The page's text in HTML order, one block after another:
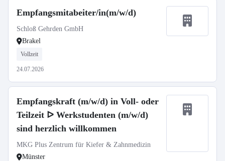
Empfangsmitabeiter/in(m/w/d)
Schloß Gehrden GmbH
Brakel
Vollzeit
24.07.2026
Empfangskraft (m/w/d) in Voll- oder
Teilzeit ᐅ Werkstudenten (m/w/d)
sind herzlich willkommen
MKG Plus Zentrum für Kiefer & Zahnmedizin
Münster